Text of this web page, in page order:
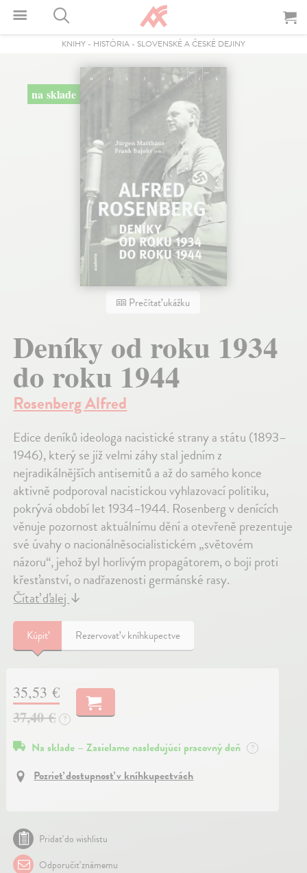
KNIHY - HISTÓRIA - SLOVENSKÉ A ČESKÉ DEJINY
na sklade
Prečítať ukážku
Deníky od roku 1934
do roku 1944
Rosenberg Alfred
Edice deníků ideologa nacistické strany a státu (1893–
1946), který se již velmi záhy stal jedním z
nejradikálnějších antisemitů a až do samého konce
aktivně podporoval nacistickou vyhlazovací politiku,
pokrývá období let 1934–1944. Rosenberg v denících
věnuje pozornost aktuálnímu dění a otevřeně prezentuje
své úvahy o nacionálněsocialistickém „světovém
názoru“, jehož byl horlivým propagátorem, o boji proti
křesťanství, o nadřazenosti germánské rasy.
Čítať ďalej↓
Kúpiť Rezervovať v kníhkupectve
35,53 €
37,40 €
?
Na sklade – Zasielame nasledujúci pracovný deň ?
Pozrieť dostupnosť v kníhkupectvách
Pridať do wishlistu
Odporučiť známemu